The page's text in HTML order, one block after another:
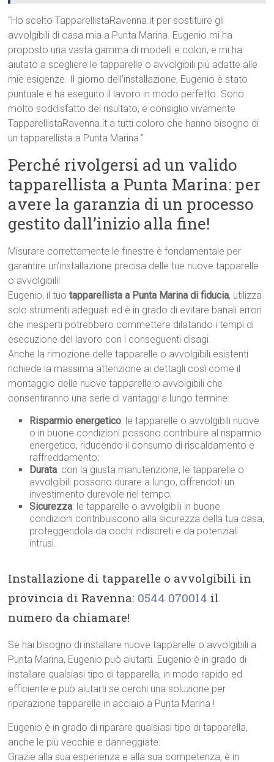
“Ho scelto TapparellistaRavenna.it per sostituire gli
avvolgibili di casa mia a Punta Marina. Eugenio mi ha
proposto una vasta gamma di modelli e colori, e mi ha
aiutato a scegliere le tapparelle o avvolgibili più adatte alle
mie esigenze. Il giorno dell’installazione, Eugenio è stato
puntuale e ha eseguito il lavoro in modo perfetto. Sono
molto soddisfatto del risultato, e consiglio vivamente
TapparellistaRavenna.it a tutti coloro che hanno bisogno di
un tapparellista a Punta Marina.”
Perché rivolgersi ad un valido
tapparellista a Punta Marina: per
avere la garanzia di un processo
gestito dall’inizio alla fine!
Misurare correttamente le finestre è fondamentale per
garantire un’installazione precisa delle tue nuove tapparelle
o avvolgibili!
Eugenio, il tuotapparellista a Punta Marina di fiducia, utilizza
solo strumenti adeguati ed è in grado di evitare banali errori
che inesperti potrebbero commettere dilatando i tempi di
esecuzione del lavoro con i conseguenti disagi.
Anche la rimozione delle tapparelle o avvolgibili esistenti
richiede la massima attenzione ai dettagli così come il
montaggio delle nuove tapparelle o avvolgibili che
consentiranno una serie di vantaggi a lungo termine:
Risparmio energetico: le tapparelle o avvolgibili nuove
o in buone condizioni possono contribuire al risparmio
energetico, riducendo il consumo di riscaldamento e
raffreddamento;
Durata: con la giusta manutenzione, le tapparelle o
avvolgibili possono durare a lungo, offrendoti un
investimento durevole nel tempo;
Sicurezza: le tapparelle o avvolgibili in buone
condizioni contribuiscono alla sicurezza della tua casa,
proteggendola da occhi indiscreti e da potenziali
intrusi.
Installazione di tapparelle o avvolgibili in
provincia di Ravenna: 0544 070014 il
numero da chiamare!
Se hai bisogno di installare nuove tapparelle o avvolgibili a
Punta Marina, Eugenio può aiutarti. Eugenio è in grado di
installare qualsiasi tipo di tapparella, in modo rapido ed
efficiente e può aiutarti se cerchi una soluzione per
riparazione tapparelle in acciaio a Punta Marina !
Eugenio è in grado di riparare qualsiasi tipo di tapparella,
anche le più vecchie e danneggiate.
Grazie alla sua esperienza e alla sua competenza, è in